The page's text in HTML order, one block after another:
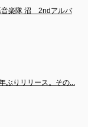
音楽隊 沼　2ndアルバ
ぶりリリース。その...